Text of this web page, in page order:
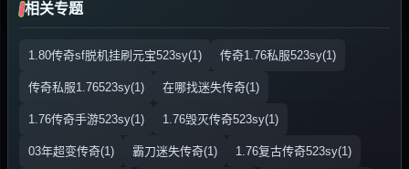
相关专题
1.80传奇sf脱机挂刷元宝523sy(1) 传奇1.76私服523sy(1)
传奇私服1.76523sy(1) 在哪找迷失传奇(1)
1.76传奇手游523sy(1) 1.76毁灭传奇523sy(1)
03年超变传奇(1) 霸刀迷失传奇(1) 1.76复古传奇523sy(1)